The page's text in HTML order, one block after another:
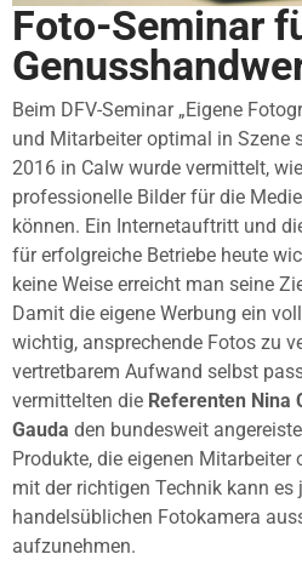
Foto-Seminar
Beim DFV-Seminar „Eigene
und Mitarbeiter optimal in Szene
2016 in Calw wurde vermittelt,
professionelle Bilder für die
können. Ein Internetauftritt und
für erfolgreiche Betriebe heute
keine Weise erreicht man seine
Damit die eigene Werbung ein
wichtig, ansprechende Fotos zu
vertretbarem Aufwand selbst
vermittelten die Referenten Nina
Gauda den bundesweit
Produkte, die eigenen Mitarbeiter
mit der richtigen Technik kann
handelsüblichen Fotokamera
aufzunehmen.